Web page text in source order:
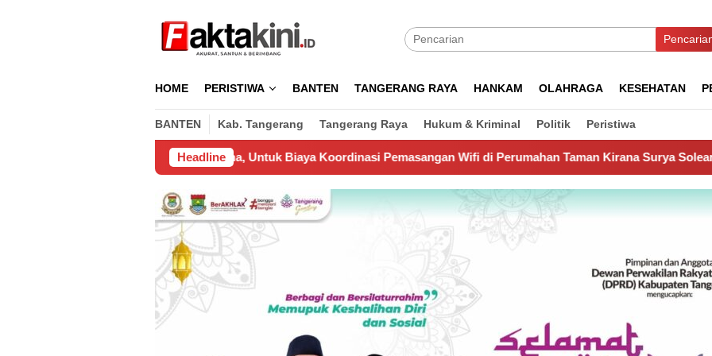
HOME PERISTIWA BANTEN TANGERANG RAYA HANKAM OLAHRAGA KESEHATAN
BANTEN Kab. Tangerang Tangerang Raya Hukum & Kriminal Politik Peristiwa
Headline
Pengusaha, Untuk Biaya Koordinasi Pemasangan Wifi di Perumahan Taman Kirana Surya Solear Spanyol